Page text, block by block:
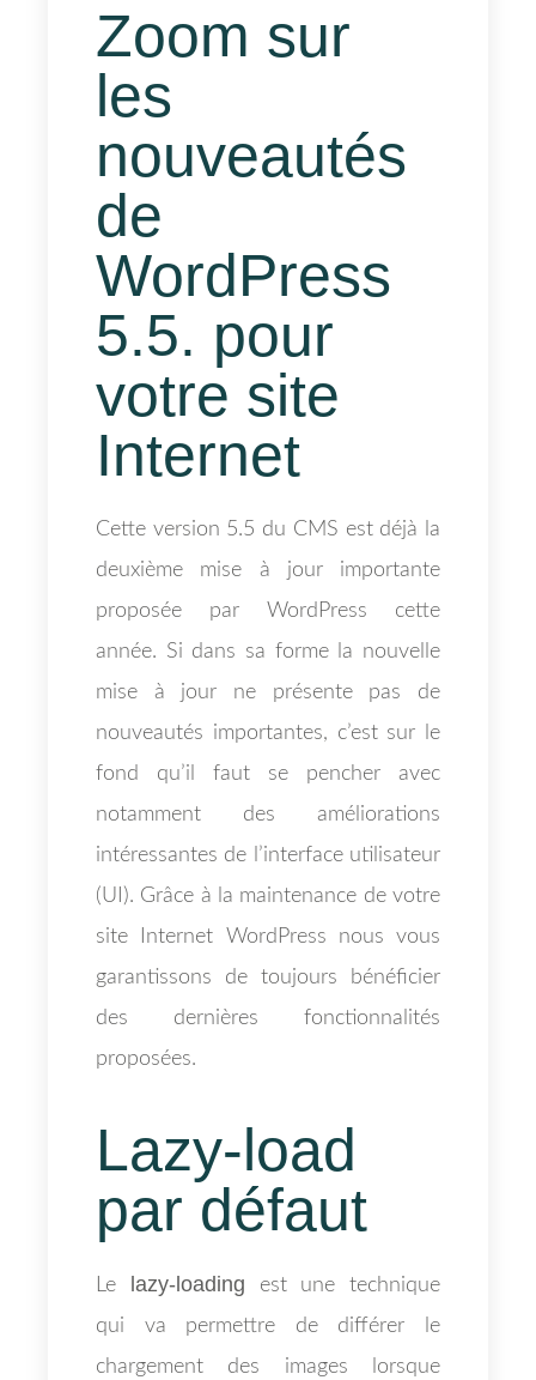
Zoom sur
les
nouveautés
de
WordPress
5.5. pour
votre site
Internet
Cette version 5.5 du CMS est déjà la
deuxième mise à jour importante
proposée par WordPress cette
année. Si dans sa forme la nouvelle
mise à jour ne présente pas de
nouveautés importantes, c’est sur le
fond qu’il faut se pencher avec
notamment des améliorations
intéressantes de l’interface utilisateur
(UI). Grâce à la maintenance de votre
site Internet WordPress nous vous
garantissons de toujours bénéficier
des dernières fonctionnalités
proposées.
Lazy-load
par défaut
Le lazy-loading est une technique
qui va permettre de différer le
chargement des images lorsque